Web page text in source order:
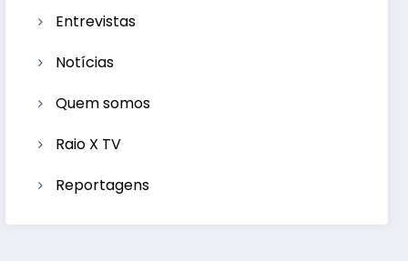
Entrevistas
Notícias
Quem somos
Raio X TV
Reportagens